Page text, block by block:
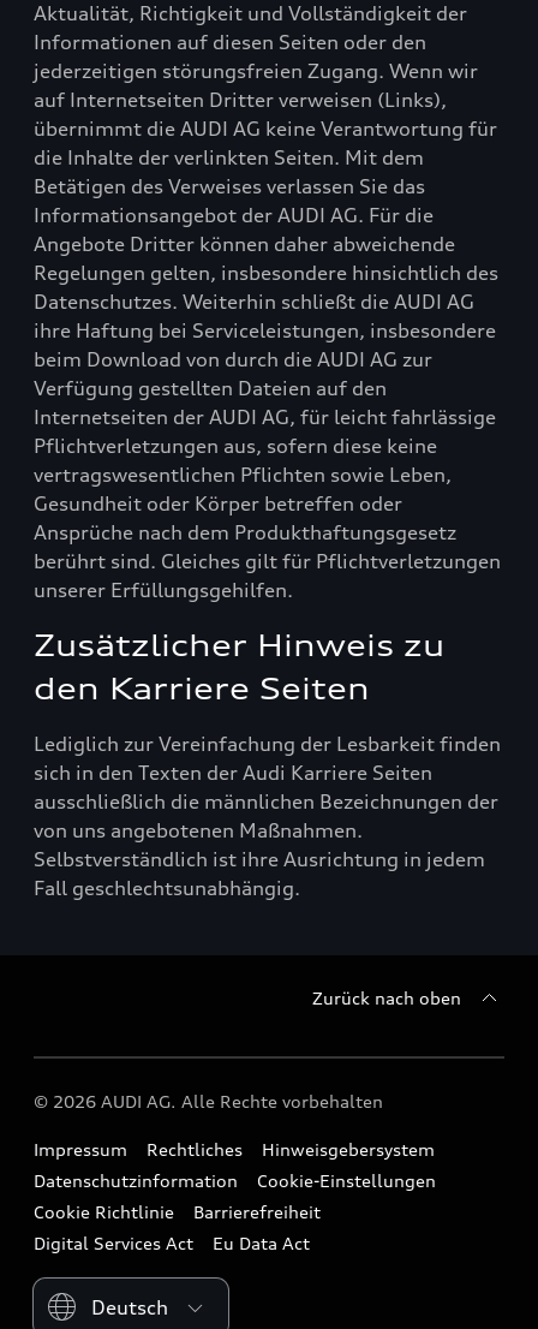
Aktualität, Richtigkeit und Vollständigkeit der
Informationen auf diesen Seiten oder den
jederzeitigen störungsfreien Zugang. Wenn wir
auf Internetseiten Dritter verweisen (Links),
übernimmt die AUDI AG keine Verantwortung für
die Inhalte der verlinkten Seiten. Mit dem
Betätigen des Verweises verlassen Sie das
Informationsangebot der AUDI AG. Für die
Angebote Dritter können daher abweichende
Regelungen gelten, insbesondere hinsichtlich des
Datenschutzes. Weiterhin schließt die AUDI AG
ihre Haftung bei Serviceleistungen, insbesondere
beim Download von durch die AUDI AG zur
Verfügung gestellten Dateien auf den
Internetseiten der AUDI AG, für leicht fahrlässige
Pflichtverletzungen aus, sofern diese keine
vertragswesentlichen Pflichten sowie Leben,
Gesundheit oder Körper betreffen oder
Ansprüche nach dem Produkthaftungsgesetz
berührt sind. Gleiches gilt für Pflichtverletzungen
unserer Erfüllungsgehilfen.
Zusätzlicher Hinweis zu
den Karriere Seiten
Lediglich zur Vereinfachung der Lesbarkeit finden
sich in den Texten der Audi Karriere Seiten
ausschließlich die männlichen Bezeichnungen der
von uns angebotenen Maßnahmen.
Selbstverständlich ist ihre Ausrichtung in jedem
Fall geschlechtsunabhängig.
Zurück nach oben
© 2026 AUDI AG. Alle Rechte vorbehalten
Impressum Rechtliches
Hinweisgebersystem
Datenschutzinformation
Cookie-Einstellungen
Cookie Richtlinie
Barrierefreiheit
Digital Services Act
Eu Data Act
Please select country